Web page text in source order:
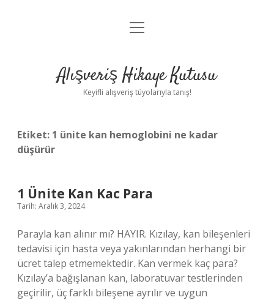
Anasayfa
Yasal Uyarı
menüyü
Alışveriş Hikaye Kutusu
Keyifli alışveriş tüyolarıyla tanış!
Etiket: 1 ünite kan hemoglobini ne kadar
düşürür
1 Ünite Kan Kac Para
Tarih: Aralık 3, 2024
Parayla kan alınır mı? HAYIR. Kızılay, kan bileşenleri
tedavisi için hasta veya yakınlarından herhangi bir
ücret talep etmemektedir. Kan vermek kaç para?
Kızılay’a bağışlanan kan, laboratuvar testlerinden
geçirilir, üç farklı bileşene ayrılır ve uygun